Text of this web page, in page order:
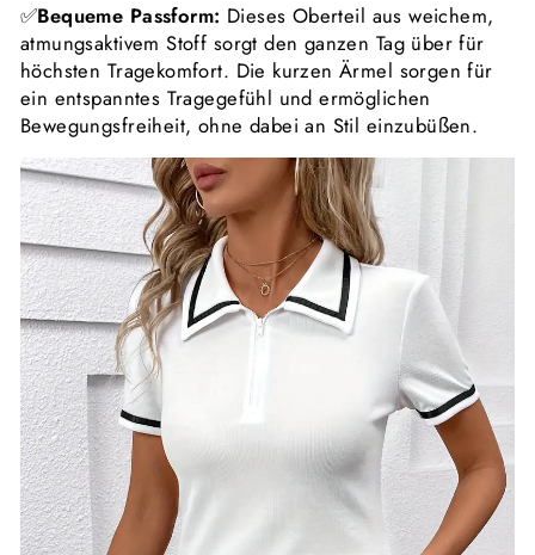
✅Bequeme Passform: Dieses Oberteil aus weichem,
atmungsaktivem Stoff sorgt den ganzen Tag über für
höchsten Tragekomfort. Die kurzen Ärmel sorgen für
ein entspanntes Tragegefühl und ermöglichen
Bewegungsfreiheit, ohne dabei an Stil einzubüßen.